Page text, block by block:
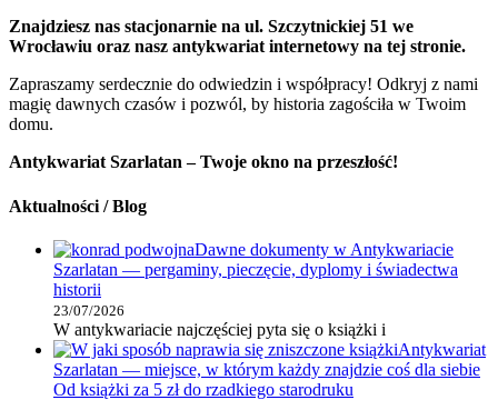
Znajdziesz nas stacjonarnie na ul. Szczytnickiej 51 we
Wrocławiu oraz nasz antykwariat internetowy na tej stronie.
Zapraszamy serdecznie do odwiedzin i współpracy! Odkryj z nami
magię dawnych czasów i pozwól, by historia zagościła w Twoim
domu.
Antykwariat Szarlatan – Twoje okno na przeszłość!
Aktualności / Blog
Dawne dokumenty w Antykwariacie
Szarlatan — pergaminy, pieczęcie, dyplomy i świadectwa
historii
23/07/2026
W antykwariacie najczęściej pyta się o książki i
Antykwariat
Szarlatan — miejsce, w którym każdy znajdzie coś dla siebie
Od książki za 5 zł do rzadkiego starodruku